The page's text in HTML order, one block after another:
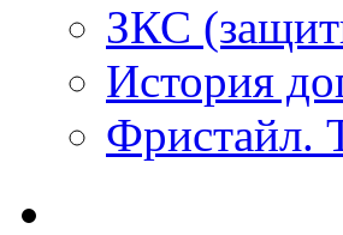
ЗКС
История
Фристайл.